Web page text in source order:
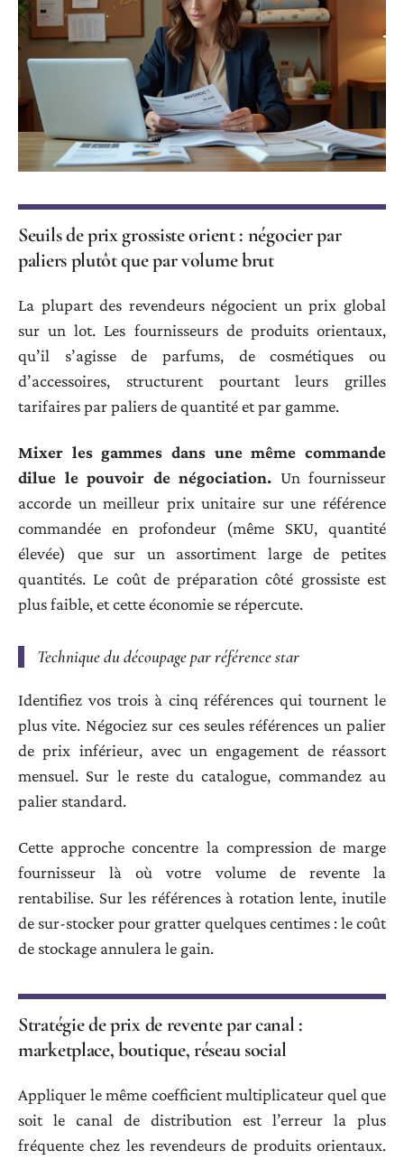
Seuils de prix grossiste orient : négocier par
paliers plutôt que par volume brut
La plupart des revendeurs négocient un prix global
sur un lot. Les fournisseurs de produits orientaux,
qu’il s’agisse de parfums, de cosmétiques ou
d’accessoires, structurent pourtant leurs grilles
tarifaires par paliers de quantité et par gamme.
Mixer les gammes dans une même commande
dilue le pouvoir de négociation. Un fournisseur
accorde un meilleur prix unitaire sur une référence
commandée en profondeur (même SKU, quantité
élevée) que sur un assortiment large de petites
quantités. Le coût de préparation côté grossiste est
plus faible, et cette économie se répercute.
Technique du découpage par référence star
Identifiez vos trois à cinq références qui tournent le
plus vite. Négociez sur ces seules références un palier
de prix inférieur, avec un engagement de réassort
mensuel. Sur le reste du catalogue, commandez au
palier standard.
Cette approche concentre la compression de marge
fournisseur là où votre volume de revente la
rentabilise. Sur les références à rotation lente, inutile
de sur-stocker pour gratter quelques centimes : le coût
de stockage annulera le gain.
Stratégie de prix de revente par canal :
marketplace, boutique, réseau social
Appliquer le même coefficient multiplicateur quel que
soit le canal de distribution est l’erreur la plus
fréquente chez les revendeurs de produits orientaux.